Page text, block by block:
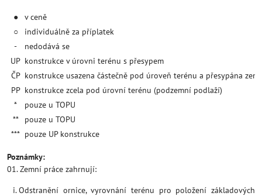
●
v ceně
○
individuálně za příplatek
-
nedodává se
UP konstrukce v úrovni terénu s přesypem
ČP konstrukce usazena částečně pod úroveň terénu a přesypána
PP konstrukce zcela pod úrovní terénu (podzemní podlaží)
*
pouze u TOPU
**
pouze u TOPU
*** pouze UP konstrukce
Poznámky:
01. Zemní práce zahrnují:
Odstranění ornice, vyrovnání terénu pro položení základových